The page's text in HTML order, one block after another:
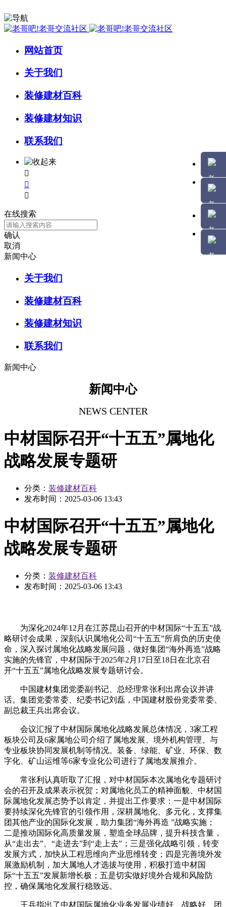
网站首页
关于我们
装修建材百科
装修建材知识
联系我们



在线搜索
确认
取消
新闻中心
关于我们
装修建材百科
装修建材知识
联系我们
新闻中心
新闻中心
NEWS CENTER
中材国际召开“十五五”属地化
战略发展专题研
分类： 装修建材百科
发布时间： 2025-03-06 13:43
中材国际召开“十五五”属地化
战略发展专题研
分类： 装修建材百科
发布时间： 2025-03-06 13:43
为深化2024年12月在江苏昆山召开的中材国际“十五五”战
略研讨会成果，深刻认识属地化公司“十五五”所肩负的历史使
命，深入探讨属地化战略发展问题，做好集团“海外再造”战略
实施的先锋官，中材国际于2025年2月17日至18日在北京召
开“十五五”属地化战略发展专题研讨会。
中国建材集团党委副书记、总经理常张利出席会议并讲
话。集团党委常委、纪委书记刘磊，中国建材股份党委常委、
副总裁王兵出席会议。
会议汇报了中材国际属地化战略发展总体情况，3家工程
板块公司及6家属地公司介绍了属地发展、境外机构管理、与
专业板块协同发展机制等情况。装备、绿能、矿业、环保、数
字化、矿山运维等6家专业化公司进行了属地发展推介。
常张利认真听取了汇报，对中材国际本次属地化专题研讨
会的召开及成果表示祝贺；对属地化员工的精神面貌、中材国
际属地化发展态势予以肯定，并提出工作要求：一是中材国际
要持续深化先锋官的引领作用，深耕属地化、多元化，支撑集
团其他产业的国际化发展，助力集团“海外再造 ”战略实施；
二是推动国际化高质量发展，塑造全球品牌，提升科技含量，
从“走出去”、“走进去”到“走上去”；三是强化战略引领，转变
发展方式，加快从工程思维向产业思维转变；四是完善境外发
展激励机制，加大属地人才选拔与使用，积极打造中材国
际“十五五”发展新增长极；五是切实做好境外合规和风险防
控，确保属地化发展行稳致远。
王兵指出了中材国际属地化业务发展业绩好、战略好、团